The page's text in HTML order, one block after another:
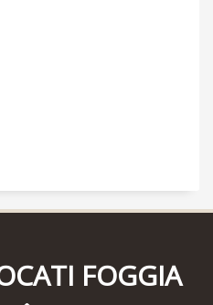
FOGGIA